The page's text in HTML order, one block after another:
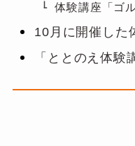
体験講座「ゴ
10月に開催した
「ととのえ体